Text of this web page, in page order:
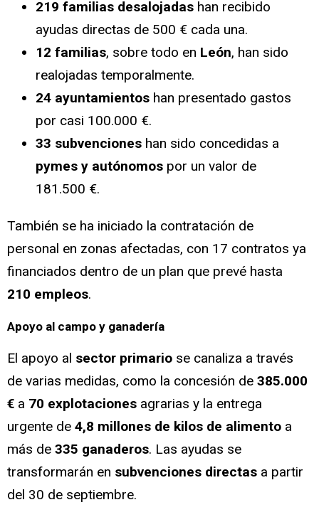
219 familias desalojadas han recibido
ayudas directas de 500 € cada una.
12 familias, sobre todo en León, han sido
realojadas temporalmente.
24 ayuntamientos han presentado gastos
por casi 100.000 €.
33 subvenciones han sido concedidas a
pymes y autónomos por un valor de
181.500 €.
También se ha iniciado la contratación de
personal en zonas afectadas, con 17 contratos ya
financiados dentro de un plan que prevé hasta
210 empleos.
Apoyo al campo y ganadería
El apoyo al sector primario se canaliza a través
de varias medidas, como la concesión de 385.000
€ a 70 explotaciones agrarias y la entrega
urgente de 4,8 millones de kilos de alimento a
más de 335 ganaderos. Las ayudas se
transformarán en subvenciones directas a partir
del 30 de septiembre.